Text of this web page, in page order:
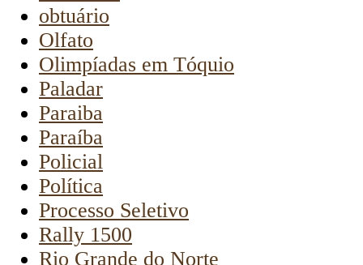
obtuário
Olfato
Olimpíadas em Tóquio
Paladar
Paraiba
Paraíba
Policial
Política
Processo Seletivo
Rally 1500
Rio Grande do Norte